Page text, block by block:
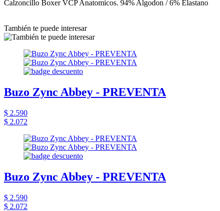
Calzoncillo Boxer VCP Anatomicos. 94% Algodon / 6% Elastano
También te puede interesar
Buzo Zync Abbey - PREVENTA
$ 2.590
$ 2.072
Buzo Zync Abbey - PREVENTA
$ 2.590
$ 2.072